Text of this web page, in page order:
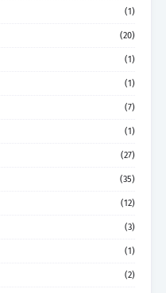
(1)
(20)
(1)
(1)
(7)
(1)
(27)
(35)
(12)
(3)
(1)
(2)